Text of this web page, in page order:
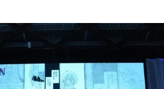
アニメ映画一覧
男性声優/女性声優一覧